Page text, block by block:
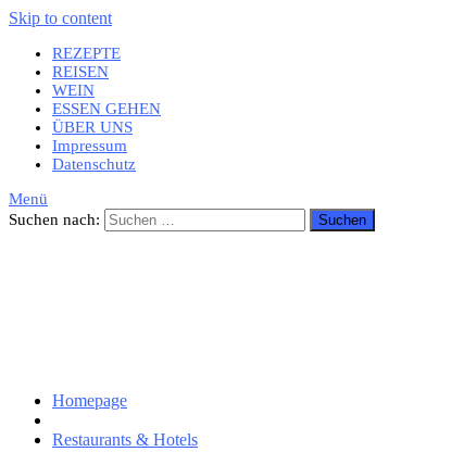
Skip to content
REZEPTE
REISEN
WEIN
ESSEN GEHEN
ÜBER UNS
Impressum
Datenschutz
Menü
Suchen nach:
Homepage
Restaurants & Hotels